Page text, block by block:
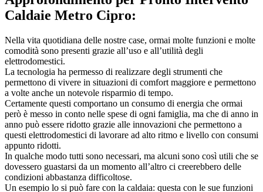
Caldaie Metro Cipro:
Nella vita quotidiana delle nostre case, ormai molte funzioni e molte
comodità sono presenti grazie all’uso e all’utilità degli
elettrodomestici.
La tecnologia ha permesso di realizzare degli strumenti che
permettono di vivere in situazioni di comfort maggiore e permettono
a volte anche un notevole risparmio di tempo.
Certamente questi comportano un consumo di energia che ormai
però è messo in conto nelle spese di ogni famiglia, ma che di anno in
anno può essere ridotto grazie alle innovazioni che permettono a
questi elettrodomestici di lavorare ad alto ritmo e livello con consumi
appunto ridotti.
In qualche modo tutti sono necessari, ma alcuni sono così utili che se
dovessero guastarsi da un momento all’altro ci creerebbero delle
condizioni abbastanza difficoltose.
Un esempio lo si può fare con la caldaia: questa con le sue funzioni